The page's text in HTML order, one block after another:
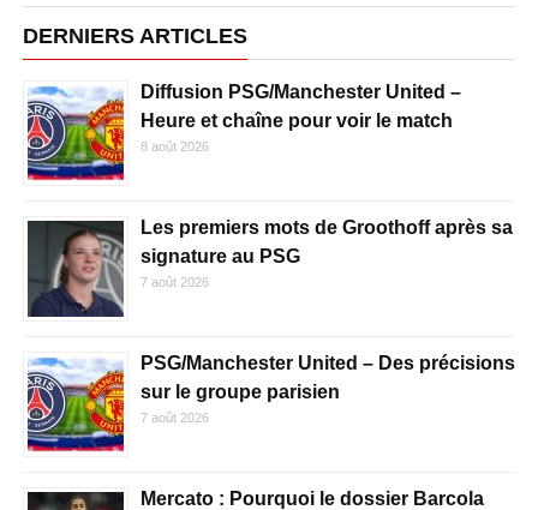
DERNIERS ARTICLES
Diffusion PSG/Manchester United –
Heure et chaîne pour voir le match
8 août 2026
Les premiers mots de Groothoff après sa
signature au PSG
7 août 2026
PSG/Manchester United – Des précisions
sur le groupe parisien
7 août 2026
Mercato : Pourquoi le dossier Barcola